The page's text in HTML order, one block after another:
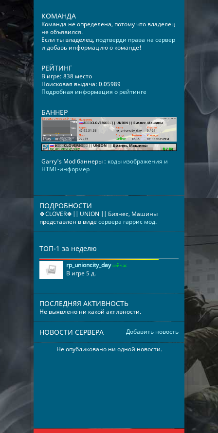
КОМАНДА
Команда не определена, потому что владелец
не объявился.
Если ты владелец, подтверди права на сервер
и добавь информацию о команде!
РЕЙТИНГ
В игре: 838 место
Поисковая выдача: 0.05989
Подробная информация о рейтинге
БАННЕР
Garry's Mod баннеры : коды изображения и
HTML-информер
ПОДРОБНОСТИ
🍀CLOVER🍀|| UNION || Бизнес, Машины
представлен в видесервера гаррис мод.
ТОП-1 за неделю
rp_unioncity_day сейчас
В игре 5 д.
ПОСЛЕДНЯЯ АКТИВНОСТЬ
Не выявлено ни какой активности.
Добавить новость
НОВОСТИ СЕРВЕРА
Не опубликовано ни одной новости.